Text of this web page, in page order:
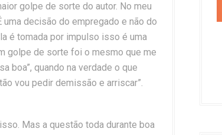
golpe de sorte do autor. No meu
decisão do empregado e não do
é tomada por impulso isso é uma
golpe de sorte foi o mesmo que me
boa”, quando na verdade o que
vou pedir demissão e arriscar”.
Mas a questão toda durante boa